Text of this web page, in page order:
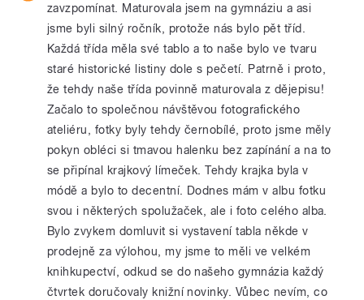
zavzpomínat. Maturovala jsem na gymnáziu a asi
jsme byli silný ročník, protože nás bylo pět tříd.
Každá třída měla své tablo a to naše bylo ve tvaru
staré historické listiny dole s pečetí. Patrně i proto,
že tehdy naše třída povinně maturovala z dějepisu!
Začalo to společnou návštěvou fotografického
ateliéru, fotky byly tehdy černobílé, proto jsme měly
pokyn obléci si tmavou halenku bez zapínání a na to
se připínal krajkový límeček. Tehdy krajka byla v
módě a bylo to decentní. Dodnes mám v albu fotku
svou i některých spolužaček, ale i foto celého alba.
Bylo zvykem domluvit si vystavení tabla někde v
prodejně za výlohou, my jsme to měli ve velkém
knihkupectví, odkud se do našeho gymnázia každý
čtvrtek doručovaly knižní novinky. Vůbec nevím, co